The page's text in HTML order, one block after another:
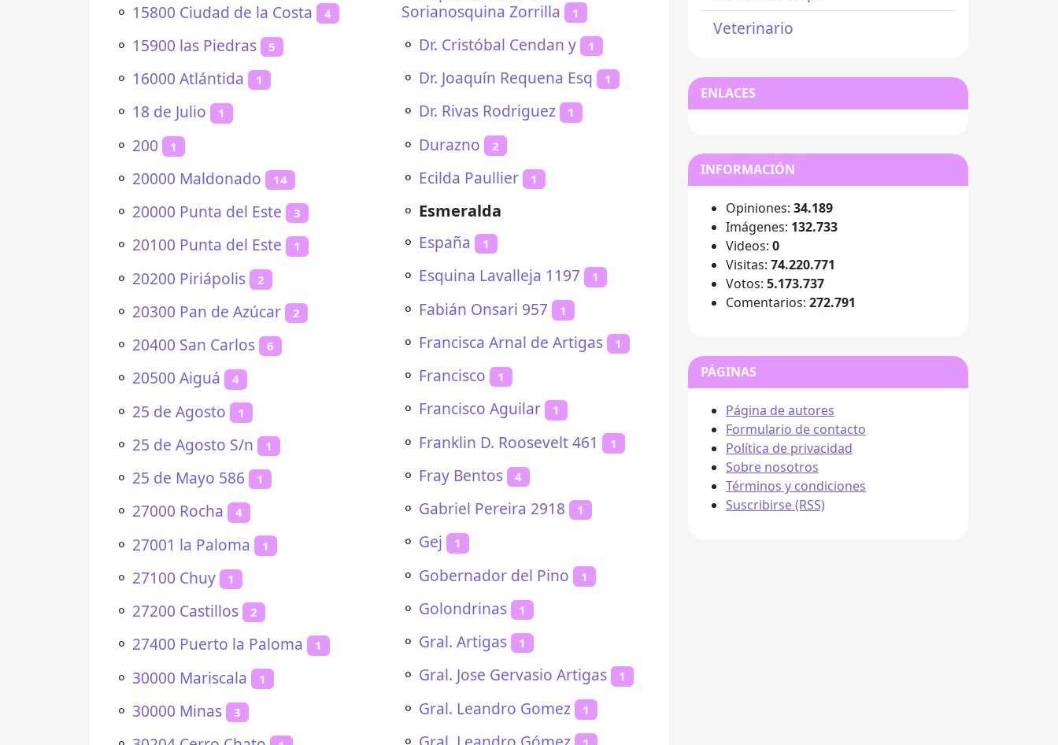
⚬ 15800 Ciudad de la Costa 4
⚬ 15900 las Piedras 5
⚬ 16000 Atlántida 1
⚬ 18 de Julio 1
⚬ 200 1
⚬ 20000 Maldonado 14
⚬ 20000 Punta del Este 3
⚬ 20100 Punta del Este 1
⚬ 20200 Piriápolis 2
⚬ 20300 Pan de Azúcar 2
⚬ 20400 San Carlos 6
⚬ 20500 Aiguá 4
⚬ 25 de Agosto 1
⚬ 25 de Agosto S/n 1
⚬ 25 de Mayo 586 1
⚬ 27000 Rocha 4
⚬ 27001 la Paloma 1
⚬ 27100 Chuy 1
⚬ 27200 Castillos 2
⚬ 27400 Puerto la Paloma 1
⚬ 30000 Mariscala 1
⚬ 30000 Minas 3
Sorianosquina Zorrilla
1
⚬ Dr. Cristóbal Cendan y 1
⚬ Dr. Joaquín Requena Esq 1
⚬ Dr. Rivas Rodriguez 1
⚬ Durazno 2
⚬ Ecilda Paullier 1
⚬ Esmeralda
⚬ España 1
⚬ Esquina Lavalleja 1197 1
⚬ Fabián Onsari 957 1
⚬ Francisca Arnal de Artigas 1
⚬ Francisco 1
⚬ Francisco Aguilar 1
⚬ Franklin D. Roosevelt 461 1
⚬ Fray Bentos 4
⚬ Gabriel Pereira 2918 1
⚬ Gej 1
⚬ Gobernador del Pino 1
⚬ Golondrinas 1
⚬ Gral. Artigas 1
⚬ Gral. Jose Gervasio Artigas 1
⚬ Gral. Leandro Gomez 1
Veterinario
ENLACES
INFORMACIÓN
Opiniones: 34.189
Imágenes: 132.733
Videos: 0
Visitas: 74.220.771
Votos: 5.173.737
Comentarios: 272.791
PÁGINAS
Página de autores
Formulario de contacto
Política de privacidad
Sobre nosotros
Términos y condiciones
Suscribirse (RSS)